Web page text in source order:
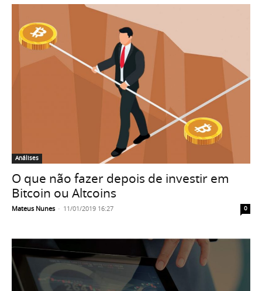
Análises
O que não fazer depois de investir em
Bitcoin ou Altcoins
Mateus Nunes - 11/01/2019 16:27 0